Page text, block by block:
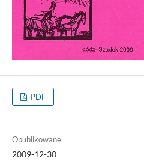
PDF
Opublikowane
2009-12-30